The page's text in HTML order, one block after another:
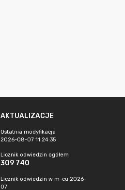
AKTUALIZACJE
Ostatnia modyfikacja
2026-08-07 11:24:35
Licznik odwiedzin ogółem
309 740
Licznik odwiedzin w m-cu 2026-
07